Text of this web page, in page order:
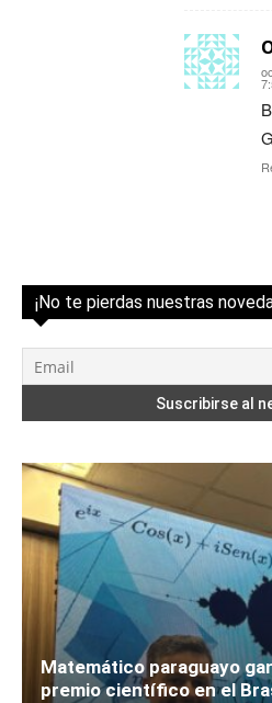
¡No te pierdas nuestras
Matemático paraguayo
premio científico en el